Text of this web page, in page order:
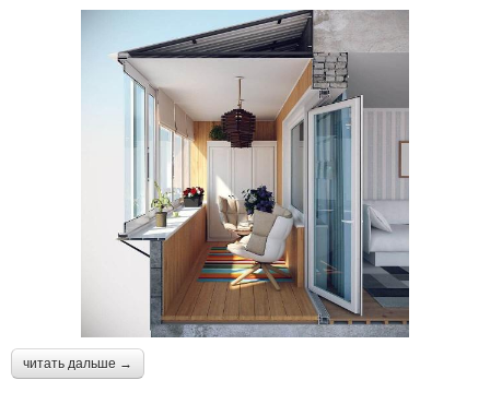
читать дальше →